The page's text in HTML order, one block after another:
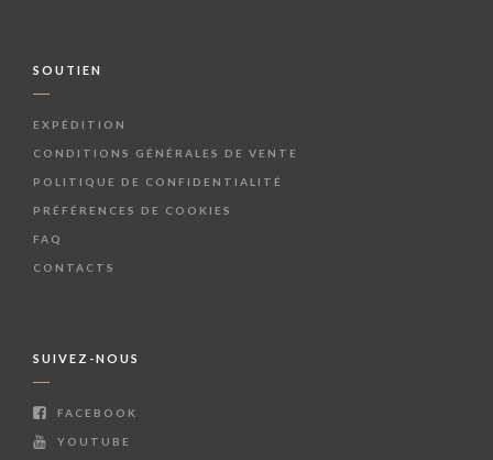
SOUTIEN
EXPÉDITION
CONDITIONS GÉNÉRALES DE VENTE
POLITIQUE DE CONFIDENTIALITÉ
PRÉFÉRENCES DE COOKIES
FAQ
CONTACTS
SUIVEZ-NOUS
FACEBOOK
YOUTUBE